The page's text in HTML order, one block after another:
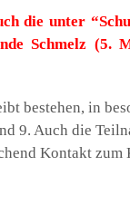
die unter
Schmelz (5.
bestehen, in
9. Auch die
Kon­takt zum